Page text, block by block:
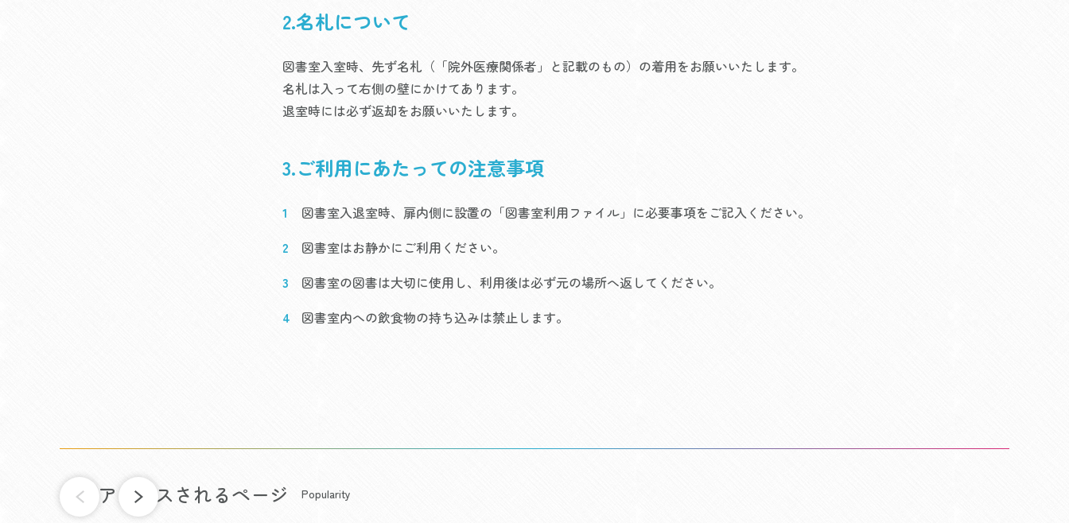
2.名札について
図書室入室時、先ず名札（「院外医療関係者」と記載のもの）の着用をお願いいたします。
名札は入って右側の壁にかけてあります。
退室時には必ず返却をお願いいたします。
3.ご利用にあたっての注意事項
図書室入退室時、扉内側に設置の「図書室利用ファイル」に必要事項をご記入ください。
図書室はお静かにご利用ください。
図書室の図書は大切に使用し、利用後は必ず元の場所へ返してください。
図書室内への飲食物の持ち込みは禁止します。
よくアクセスされるページ Popularity